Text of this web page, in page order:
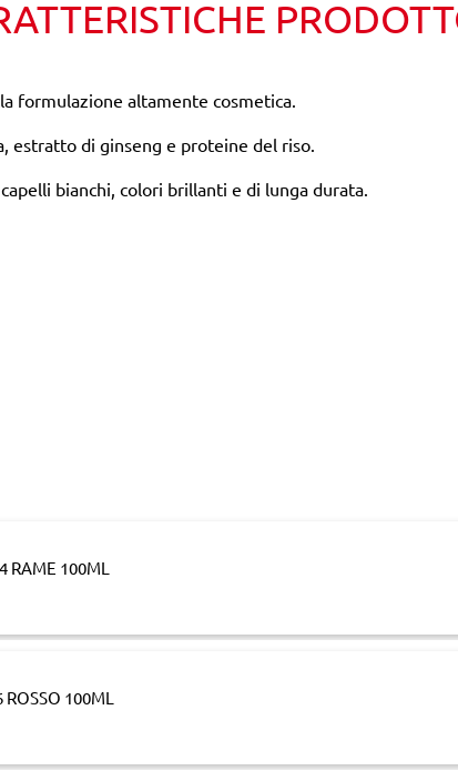
formulazione altamente cosmetica.
estratto di ginseng e proteine del riso.
bianchi, colori brillanti e di lunga durata.
RAME 100ML
100ML